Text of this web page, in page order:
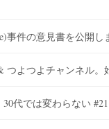
事件の意見書を公開し
つよつよチャンネル。
代では変わらない #21